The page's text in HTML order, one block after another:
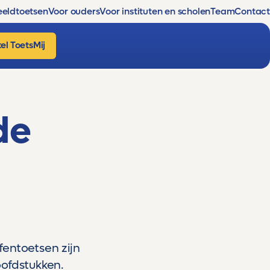
Voor oudersVoor instituten en scholenTeamContact
ToetsMij
zijn